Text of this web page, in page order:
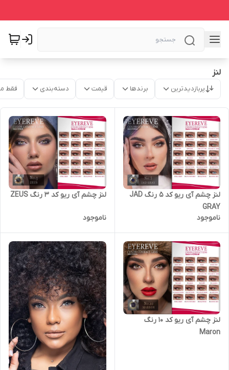
لنز
پربازدیدترین برندها قیمت دسته‌بندی فقط
لنز چشم آی ریو کد 5 رنگ JAD
GRAY
ناموجود
لنز چشم آی ریو کد 3 رنگ ZEUS
ناموجود
لنز چشم آی ریو کد 10 رنگ
Maron